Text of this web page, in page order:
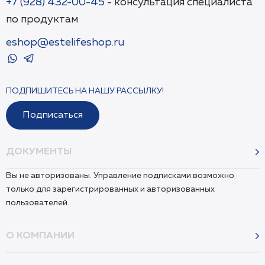
ДОКУМЕНТЫ
Вы не авторизованы. Управление подписками возможно
только для зарегистрированных и авторизованных
пользователей.
О КОМПАНИИ
+7 (928) 432-00-45 - консультация специалиста
по продуктам
eshop@estelifeshop.ru
ПОДПИШИТЕСЬ НА НАШУ РАССЫЛКУ!
Подписаться